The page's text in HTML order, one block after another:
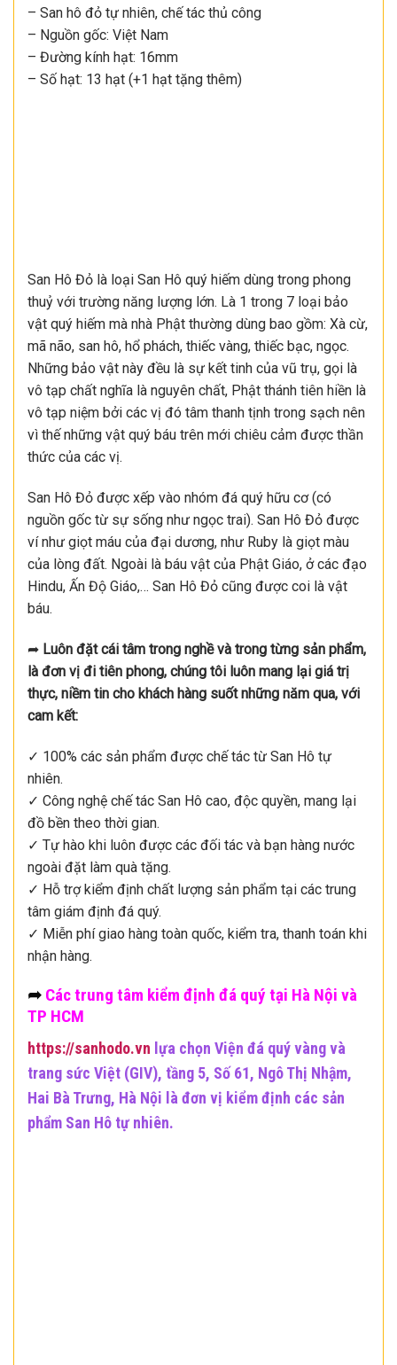
– San hô đỏ tự nhiên, chế tác thủ công
– Nguồn gốc: Việt Nam
– Đường kính hạt: 16mm
– Số hạt: 13 hạt (+1 hạt tặng thêm)
San Hô Đỏ là loại San Hô quý hiếm dùng trong phong
thuỷ với trường năng lượng lớn. Là 1 trong 7 loại bảo
vật quý hiếm mà nhà Phật thường dùng bao gồm: Xà cừ,
mã não, san hô, hổ phách, thiếc vàng, thiếc bạc, ngọc.
Những bảo vật này đều là sự kết tinh của vũ trụ, gọi là
vô tạp chất nghĩa là nguyên chất, Phật thánh tiên hiền là
vô tạp niệm bởi các vị đó tâm thanh tịnh trong sạch nên
vì thế những vật quý báu trên mới chiêu cảm được thần
thức của các vị.
San Hô Đỏ được xếp vào nhóm đá quý hữu cơ (có
nguồn gốc từ sự sống như ngọc trai). San Hô Đỏ được
ví như giọt máu của đại dương, như Ruby là giọt màu
của lòng đất. Ngoài là báu vật của Phật Giáo, ở các đạo
Hindu, Ấn Độ Giáo,… San Hô Đỏ cũng được coi là vật
báu.
➦ Luôn đặt cái tâm trong nghề và trong từng sản phẩm,
là đơn vị đi tiên phong, chúng tôi luôn mang lại giá trị
thực, niềm tin cho khách hàng suốt những năm qua, với
cam kết:
✓ 100% các sản phẩm được chế tác từ San Hô tự
nhiên.
✓ Công nghệ chế tác San Hô cao, độc quyền, mang lại
đồ bền theo thời gian.
✓ Tự hào khi luôn được các đối tác và bạn hàng nước
ngoài đặt làm quà tặng.
✓ Hỗ trợ kiểm định chất lượng sản phẩm tại các trung
tâm giám định đá quý.
✓ Miễn phí giao hàng toàn quốc, kiểm tra, thanh toán khi
nhận hàng.
➦ Các trung tâm kiểm định đá quý tại Hà Nội và
TP HCM
https://sanhodo.vn lựa chọn Viện đá quý vàng và
trang sức Việt (GIV), tầng 5, Số 61, Ngô Thị Nhậm,
Hai Bà Trưng, Hà Nội là đơn vị kiểm định các sản
phẩm San Hô tự nhiên.